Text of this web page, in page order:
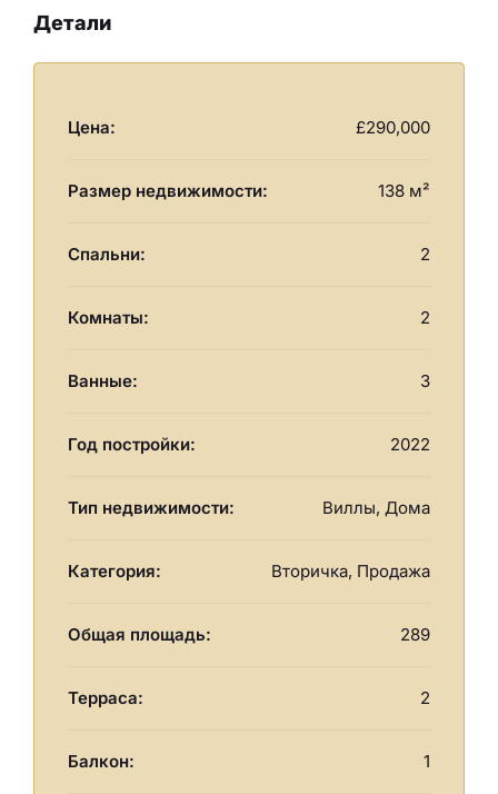
Детали
Цена: £290,000
Размер недвижимости: 138 м²
Спальни: 2
Комнаты: 2
Ванные: 3
Год постройки: 2022
Тип недвижимости: Виллы, Дома
Категория: Вторичка, Продажа
Общая площадь: 289
Терраса: 2
Балкон: 1